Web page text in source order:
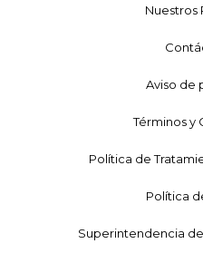
Nuestros
Aviso de
Términos y
Política de
Política
Superintendencia